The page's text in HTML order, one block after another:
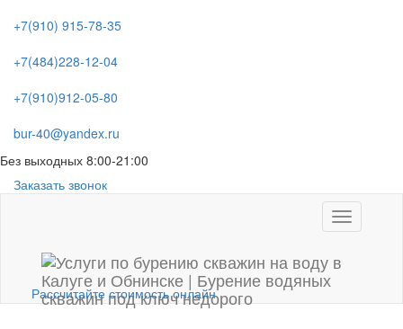
+7(910) 915-78-35
+7(484)228-12-04
+7(910)912-05-80
bur-40@yandex.ru
Без выходных 8:00-21:00
Заказать звонок
Toggle
navigation
Рассчитайте стоимость онлайн